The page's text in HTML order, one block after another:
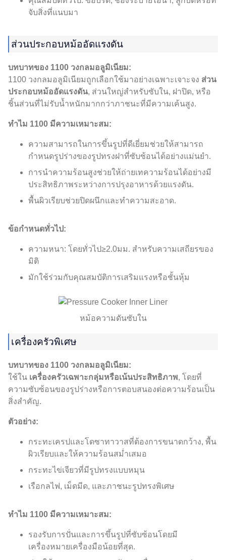
จับสิ่งที่แนบมา
ส่วนประกอบหม้ออัดแรงดัน
บทบาทของ 1100 วงกลมอลูมิเนียม:
1100 วงกลมอลูมิเนียมถูกเลือกใช้มาอย่างเฉพาะเจาะจง ส่วน
ประกอบหม้ออัดแรงดัน, ส่วนใหญ่สำหรับซับใน, ฝาปิด, หรือ
ชิ้นส่วนที่ไม่รับน้ำหนักมากกว่าภาชนะที่มีความเค้นสูง.
ทำไม 1100 มีความเหมาะสม:
ความสามารถในการขึ้นรูปที่ดีเยี่ยมช่วยให้สามารถ
กำหนดรูปร่างของรูปทรงฝาที่ซับซ้อนได้อย่างแม่นยำ.
การนำความร้อนสูงช่วยให้ถ่ายเทความร้อนได้อย่างมี
ประสิทธิภาพระหว่างการปรุงอาหารด้วยแรงดัน.
พื้นผิวเรียบช่วยปิดผนึกและทำความสะอาด.
ข้อกำหนดทั่วไป:
ความหนา: โดยทั่วไป≥2.0มม. สำหรับความเสถียรของ
มิติ
มักใช้ร่วมกับคุณสมบัติการเสริมแรงหรือชั้นหุ้ม
หม้อความดันซับใน
เครื่องครัวพิเศษ
บทบาทของ 1100 วงกลมอลูมิเนียม:
ใช้ใน เครื่องครัวเฉพาะกลุ่มหรือเน้นประสิทธิภาพ, โดยที่
ความซับซ้อนของรูปร่างหรือการตอบสนองต่อความร้อนเป็น
สิ่งสำคัญ.
ตัวอย่าง:
กระทะเครปและโดซาทาวาสที่ต้องการขนาดกว้าง, พื้น
ผิวเรียบและให้ความร้อนสม่ำเสมอ
กระทะไข่เจียวที่มีรูปทรงแบบหมุน
เรือกลไฟ, เม็ดมีด, และภาชนะรูปทรงพิเศษ
ทำไม 1100 มีความเหมาะสม:
รองรับการปั่นและการขึ้นรูปที่ซับซ้อนโดยมี
เครื่องหมายเครื่องมือน้อยที่สุด.